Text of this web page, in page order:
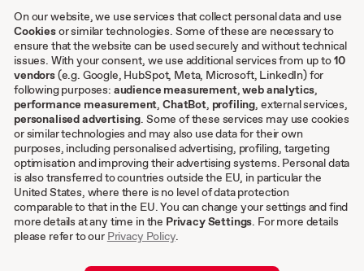
Case Studies
Sonstiges
AGB
Impressum
Datenschutzeinstellungen
Datenschutz
Cookies
DE
On our website, we use services that collect personal data and use
Cookiesor similar technologies. Some of these are necessary to
ensure that the website can be used securely and without technical
issues. With your consent, we use additional services from up to10
vendors(e.g. Google, HubSpot, Meta, Microsoft, LinkedIn) for
following purposes: audience measurement,web analytics,
performance measurement,ChatBot, profiling, external services,
personalised advertising. Some of these services may use cookies
or similar technologies and may also use data for their own
purposes, including personalised advertising, profiling, targeting
optimisation and improving their advertising systems. Personal data
is also transferred to countries outside the EU, in particular the
United States, where there is no level of data protection
comparable to that in the EU. You can change your settings and find
more details at any time in the Privacy Settings. For more details
please refer to our Privacy Policy.